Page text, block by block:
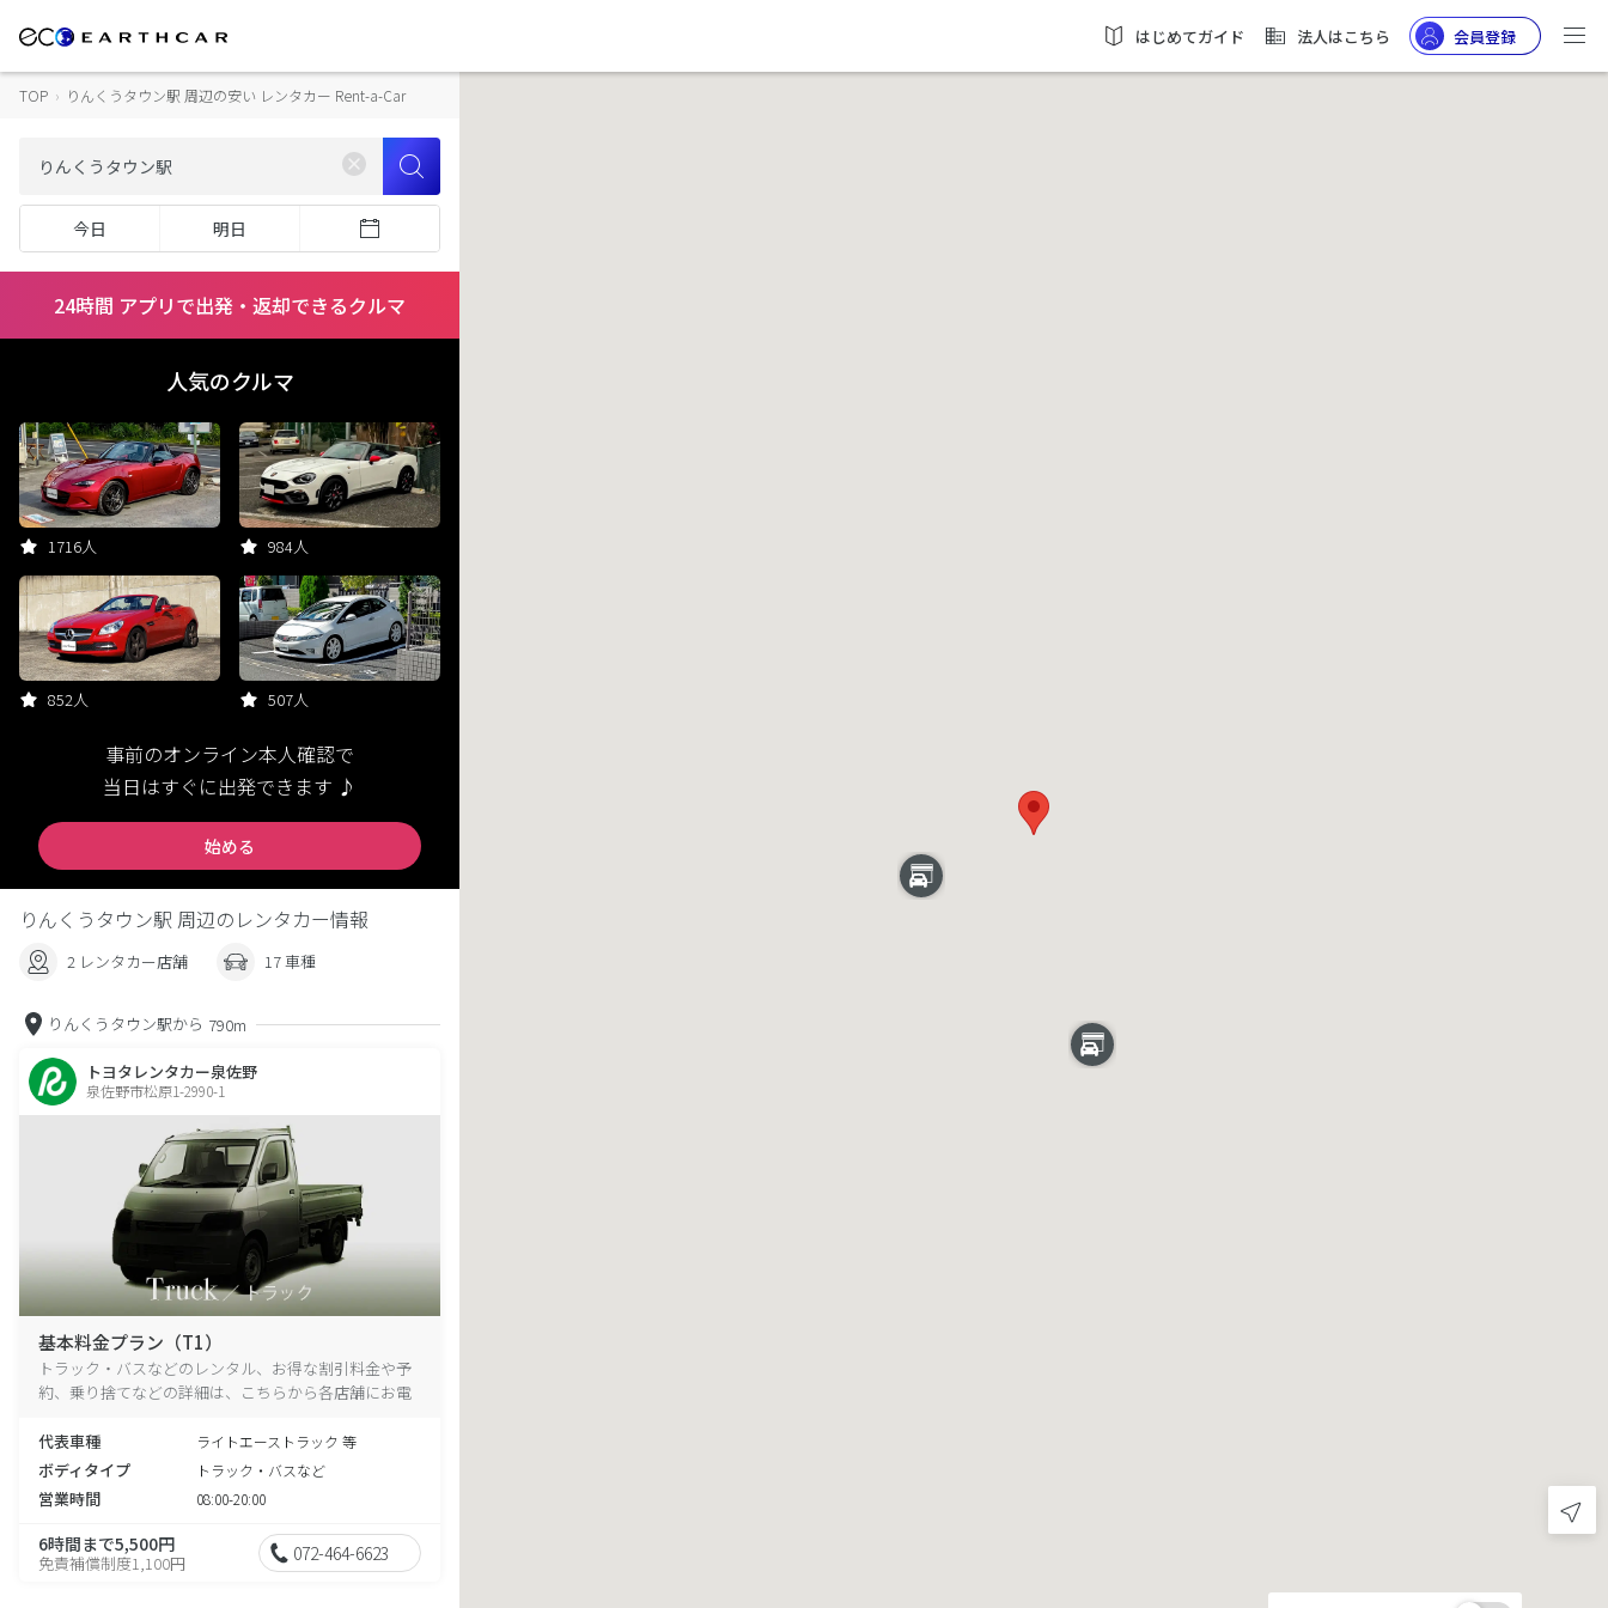
はじめてガイド 法人はこちら 会員登録
TOP › りんくうタウン駅 周辺の安い レンタカー Rent-a-Car
今日 明日
24時間 アプリで出発・返却できるクルマ
人気のクルマ
1716人 984人
852人 507人
事前のオンライン本人確認で
当日はすぐに出発できます ♪
始める
りんくうタウン駅 周辺のレンタカー情報
2 レンタカー店舗 17 車種
りんくうタウン駅から 790m
トヨタレンタカー泉佐野
泉佐野市松原1-2990-1
基本料金プラン（T1）
トラック・バスなどのレンタル、お得な割引料金や予
約、乗り捨てなどの詳細は、こちらから各店舗にお電
代表車種
ライトエーストラック 等
ボディタイプ トラック・バスなど
営業時間 08:00-20:00
6時間まで5,500円
免責補償制度1,100円 072-464-6623